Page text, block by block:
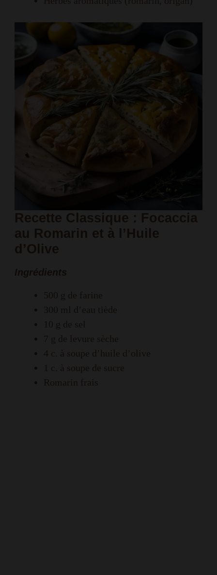
Recette Classique : Focaccia
au Romarin et à l’Huile
d’Olive
Ingrédients
500 g de farine
300 ml d’eau tiède
10 g de sel
7 g de levure sèche
4 c. à soupe d’huile d’olive
1 c. à soupe de sucre
Romarin frais